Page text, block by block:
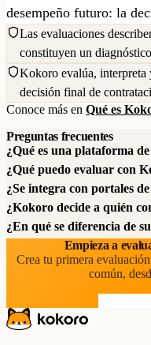
desempeño futuro: la
Las evaluaciones
constituyen un
Kokoro evalúa, interpreta
decisión final de
Conoce más en Qué es
Preguntas frecuentes
¿Qué es una plataforma
¿Qué puedo evaluar con
¿Se integra con portales
¿Kokoro decide a quién
¿En qué se diferencia de
Empieza a
Crea tu primera
común,